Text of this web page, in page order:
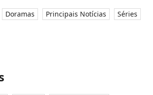
Doramas Principais Notícias
Séries